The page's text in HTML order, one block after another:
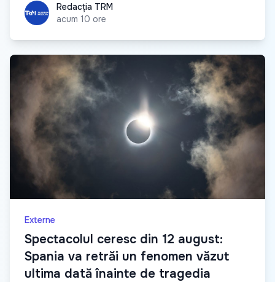
Redacția TRM
Redacția TRM
acum 10 ore
Externe
Spectacolul ceresc din 12 august:
Spania va retrăi un fenomen văzut
ultima dată înainte de tragedia